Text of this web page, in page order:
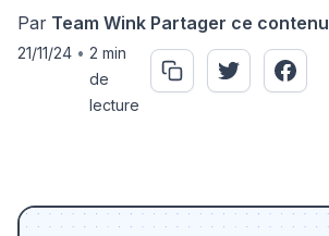
Par Team Wink
21/11/24 • 2 min
de
lecture
Partager ce contenu